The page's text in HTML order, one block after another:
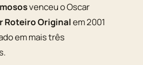
venceu o Oscar
Roteiro Originalem 2001
em mais três